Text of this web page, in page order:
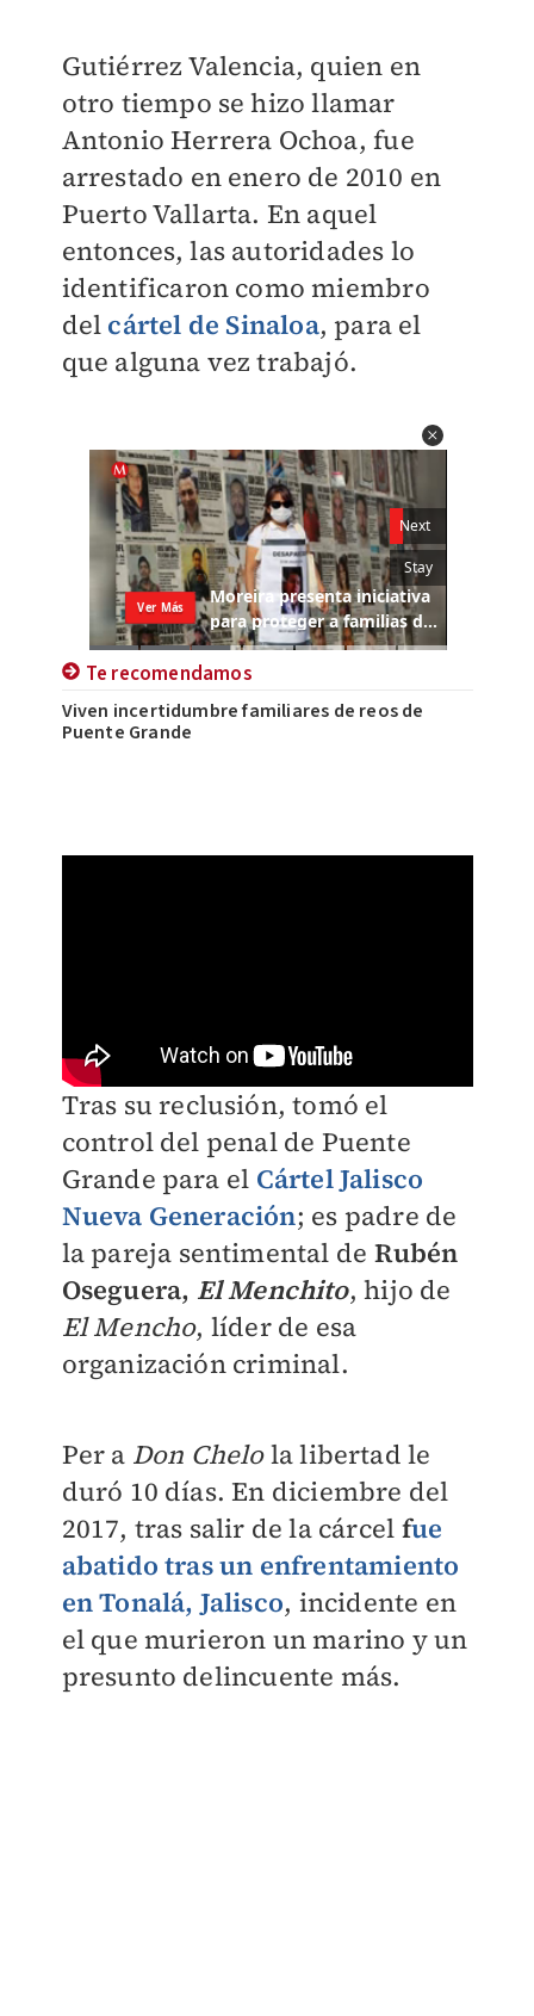
Gutiérrez Valencia, quien en
otro tiempo se hizo llamar
Antonio Herrera Ochoa, fue
arrestado en enero de 2010 en
Puerto Vallarta. En aquel
entonces, las autoridades lo
identificaron como miembro
del cártel de Sinaloa, para el
que alguna vez trabajó.
Te recomendamos
Viven incertidumbre familiares de reos de
Puente Grande
Tras su reclusión, tomó el
control del penal de Puente
Grande para el Cártel Jalisco
Nueva Generación; es padre de
la pareja sentimental de Rubén
Oseguera, El Menchito, hijo de
El Mencho, líder de esa
organización criminal.
Per a Don Chelola libertad le
duró 10 días. En diciembre del
2017, tras salir de la cárcel fue
abatido tras un enfrentamiento
en Tonalá, Jalisco, incidente en
el que murieron un marino y un
presunto delincuente más.